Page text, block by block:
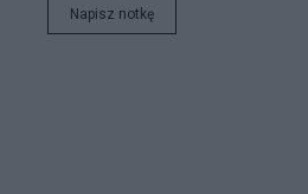
Napisz notkę